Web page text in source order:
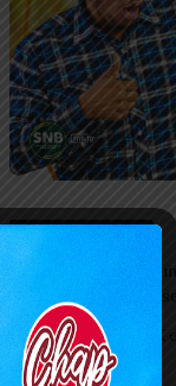
Articles récents
Pilule du lendemain :
une habitude à
Interclubs CAF:
morceaux